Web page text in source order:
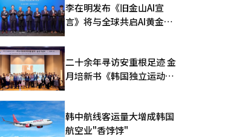
李在明发布《旧金山AI宣
言》将与全球共启AI黄金时
二十余年寻访安重根足迹 金
月培新书《韩国独立运动圣
韩中航线客运量大增成韩国
航空业"香饽饽"